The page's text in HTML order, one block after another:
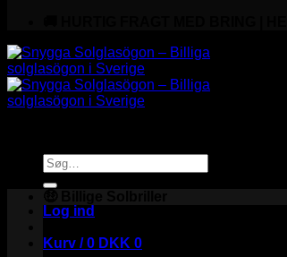
Søg
efter:
Log ind
Kurv /0 DKK 0